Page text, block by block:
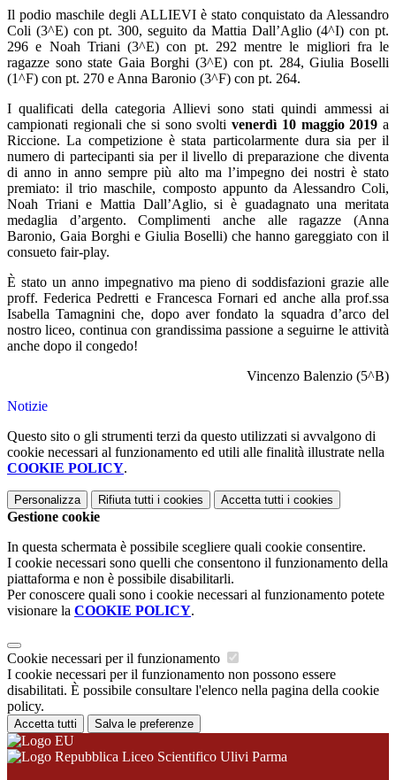
Il podio maschile degli ALLIEVI è stato conquistato da Alessandro
Coli (3^E) con pt. 300, seguito da Mattia Dall’Aglio (4^I) con pt.
296 e Noah Triani (3^E) con pt. 292 mentre le migliori fra le
ragazze sono state Gaia Borghi (3^E) con pt. 284, Giulia Boselli
(1^F) con pt. 270 e Anna Baronio (3^F) con pt. 264.
I qualificati della categoria Allievi sono stati quindi ammessi ai
campionati regionali che si sono svoltivenerdì 10 maggio 2019a
Riccione. La competizione è stata particolarmente dura sia per il
numero di partecipanti sia per il livello di preparazione che diventa
di anno in anno sempre più alto ma l’impegno dei nostri è stato
premiato: il trio maschile, composto appunto da Alessandro Coli,
Noah Triani e Mattia Dall’Aglio, si è guadagnato una meritata
medaglia d’argento. Complimenti anche alle ragazze (Anna
Baronio, Gaia Borghi e Giulia Boselli) che hanno gareggiato con il
consueto fair-play.
È stato un anno impegnativo ma pieno di soddisfazioni grazie alle
proff. Federica Pedretti e Francesca Fornari ed anche alla prof.ssa
Isabella Tamagnini che, dopo aver fondato la squadra d’arco del
nostro liceo, continua con grandissima passione a seguirne le attività
anche dopo il congedo!
Vincenzo Balenzio (5^B)
Notizie
Questo sito o gli strumenti terzi da questo utilizzati si avvalgono di
cookie necessari al funzionamento ed utili alle finalità illustrate nella
COOKIE POLICY.
Personalizza Rifiuta tutti i cookies Accetta tutti i cookies
Gestione cookie
In questa schermata è possibile scegliere quali cookie consentire.
I cookie necessari sono quelli che consentono il funzionamento della
piattaforma e non è possibile disabilitarli.
Per conoscere quali sono i cookie necessari al funzionamento potete
visionare la COOKIE POLICY.
Cookie necessari per il funzionamento
I cookie necessari per il funzionamento non possono essere
disabilitati. È possibile consultare l'elenco nella pagina della cookie
policy.
Accetta tutti Salva le preferenze
Liceo Scientifico Ulivi Parma